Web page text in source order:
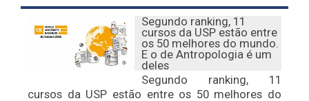
Segundo ranking, 11
cursos da USP estão entre
os 50 melhores do mundo.
E o de Antropologia é um
deles
Segundo ranking, 11
cursos da USP estão entre os 50 melhores do